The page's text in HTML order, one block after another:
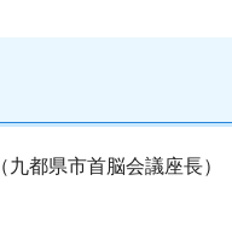
都県市首脳会議座長）